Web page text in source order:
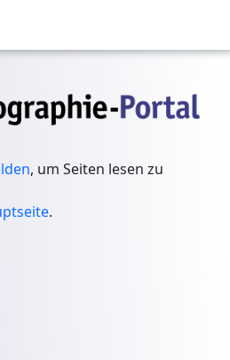
, um Seiten lesen zu
.